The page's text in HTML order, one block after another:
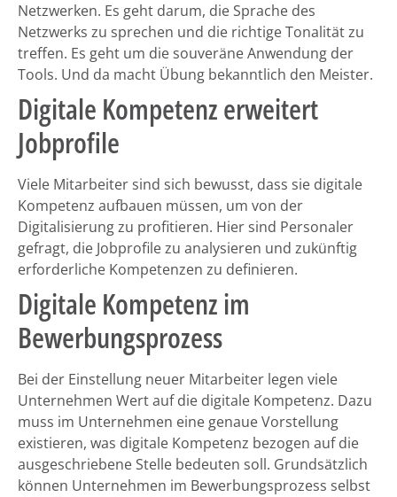
Netzwerken. Es geht darum, die Sprache des
Netzwerks zu sprechen und die richtige Tonalität zu
treffen. Es geht um die souveräne Anwendung der
Tools. Und da macht Übung bekanntlich den Meister.
Digitale Kompetenz erweitert
Jobprofile
Viele Mitarbeiter sind sich bewusst, dass sie digitale
Kompetenz aufbauen müssen, um von der
Digitalisierung zu profitieren. Hier sind Personaler
gefragt, die Jobprofile zu analysieren und zukünftig
erforderliche Kompetenzen zu definieren.
Digitale Kompetenz im
Bewerbungsprozess
Bei der Einstellung neuer Mitarbeiter legen viele
Unternehmen Wert auf die digitale Kompetenz. Dazu
muss im Unternehmen eine genaue Vorstellung
existieren, was digitale Kompetenz bezogen auf die
ausgeschriebene Stelle bedeuten soll. Grundsätzlich
können Unternehmen im Bewerbungsprozess selbst